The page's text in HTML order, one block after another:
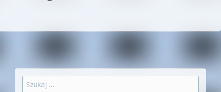
Szukaj: